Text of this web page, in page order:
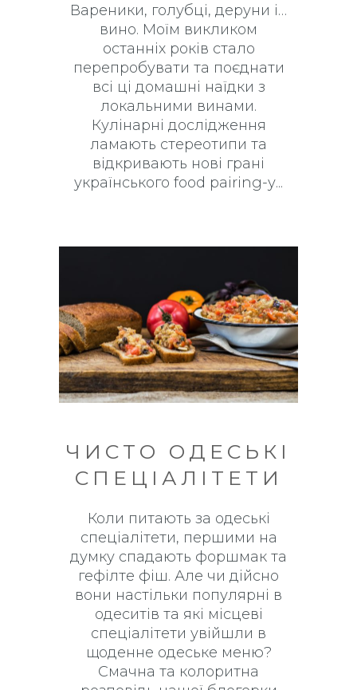
Вареники, голубці, деруни і…
вино. Моїм викликом
останніх років стало
перепробувати та поєднати
всі ці домашні наїдки з
локальними винами.
Кулінарні дослідження
ламають стереотипи та
відкривають нові грані
українського food pairing-у
ЧИСТО ОДЕСЬКІ
СПЕЦІАЛІТЕТИ
Коли питають за одеські
спеціалітети, першими на
думку спадають форшмак та
гефілте фіш. Але чи дійсно
вони настільки популярні в
одеситів та які місцеві
спеціалітети увійшли в
щоденне одеське меню?
Смачна та колоритна